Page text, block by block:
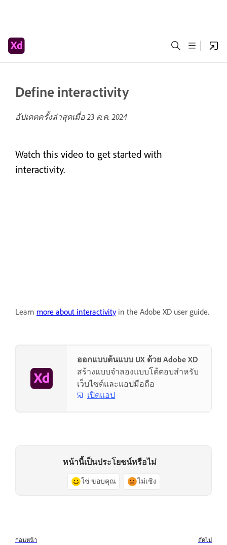
Define interactivity
อัปเดตครั้งล่าสุดเมื่อ23 ต.ค. 2024
Watch this video to get started with
interactivity.
Learn more about interactivityin the Adobe XD user guide.
ออกแบบต้นแบบ UX ด้วย Adobe XD
สร้างแบบจำลองแบบโต้ตอบสำหรับ
เว็บไซต์และแอปมือถือ
เปิดแอป
หน้านี้เป็นประโยชน์หรือไม่
ใช่ ขอบคุณ ไม่เชิง
ก่อนหน้า ถัดไป